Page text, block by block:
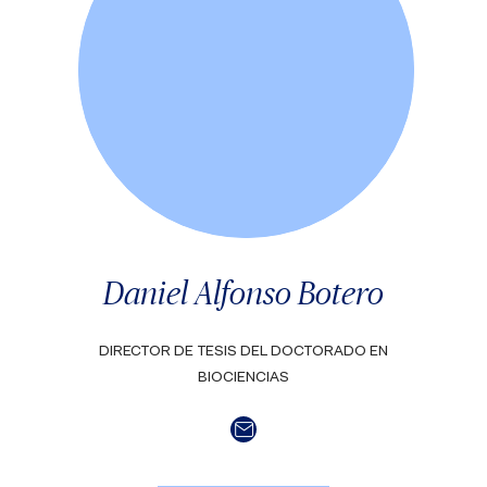
Daniel Alfonso Botero
DIRECTOR DE TESIS DEL DOCTORADO EN
BIOCIENCIAS